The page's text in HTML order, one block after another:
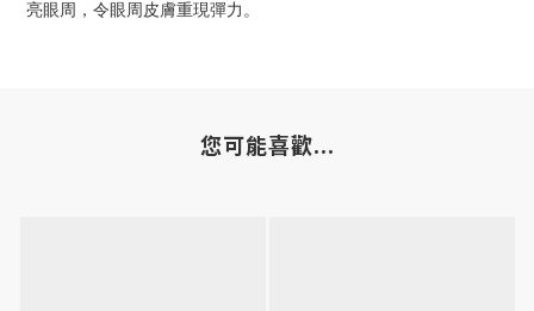
亮眼周，令眼周皮膚重現彈力。
您可能喜歡...